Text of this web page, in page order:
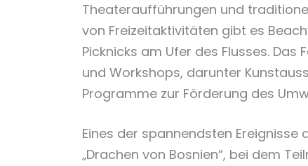
Theateraufführungen und
von Freizeitaktivitäten gibt es
Picknicks am Ufer des Flusses.
und Workshops, darunter
Programme zur Förderung des
Eines der spannendsten
„Drachen von Bosnien“, bei dem